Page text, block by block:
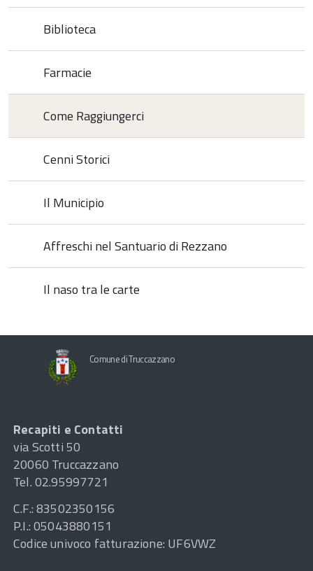
Biblioteca
Farmacie
Come Raggiungerci
Cenni Storici
Il Municipio
Affreschi nel Santuario di Rezzano
Il naso tra le carte
Comune di Truccazzano
Recapiti e Contatti
via Scotti 50
20060 Truccazzano
Tel. 02.95997721
C.F.: 83502350156
P.I.: 05043880151
Codice univoco fatturazione: UF6VWZ